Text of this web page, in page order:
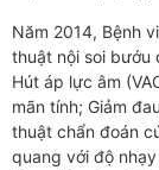
Năm 2014, Bệnh
thuật nội soi bướu
Hút áp lực âm
mãn tính; Giảm
thuật chẩn đoán
quang với độ